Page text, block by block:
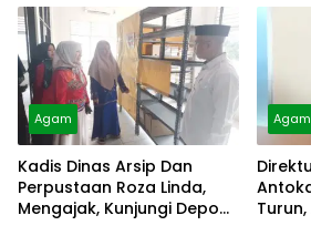
Agam
Kadis Dinas Arsip Dan
Perpustaan Roza Linda,
Mengajak, Kunjungi Depo
Agam